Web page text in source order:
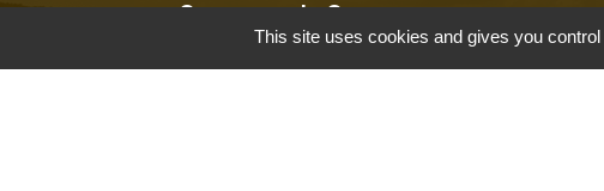
Commune de Correns
5, Place Général de Gaulle
83570 Correns - FRANCE
This site uses cookies and gives you